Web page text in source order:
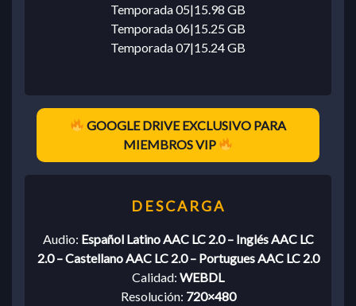
Temporada 05|15.98 GB
Temporada 06|15.25 GB
Temporada 07|15.24 GB
GOOGLE DRIVE EXCLUSIVO PARA
MIEMBROS VIP
Audio: Español Latino AAC LC 2.0 – Inglés AAC LC
2.0 – Castellano AAC LC 2.0 – Portugues AAC LC 2.0
Calidad: WEBDL
Resolución: 720×480